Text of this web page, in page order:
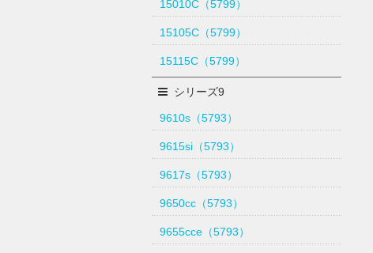
15010C（5799）
15105C（5799）
15115C（5799）
シリーズ9
9610s（5793）
9615si（5793）
9617s（5793）
9650cc（5793）
9655cce（5793）